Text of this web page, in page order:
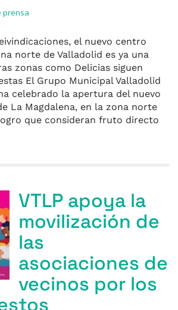
prensa
el nuevo centro
norte de Valladolid es ya una
zonas como Delicias siguen
El Grupo Municipal Valladolid
celebrado la apertura del nuevo
La Magdalena, en la zona norte
que consideran fruto directo
VTLP apoya la
movilización de
las
asociaciones de
vecinos por los